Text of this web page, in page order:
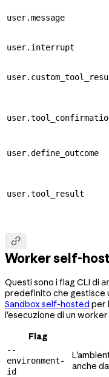
user.message
user.interrupt
user.define_outcome
user.tool_result

Worker self-
Questi sono i flag CLI di
predefinito che gestisce
Sandbox self-hosted per
l'esecuzione di un
Flag
--
environment-
id
anche da